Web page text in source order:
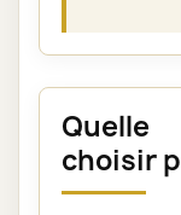
Quelle
choisir